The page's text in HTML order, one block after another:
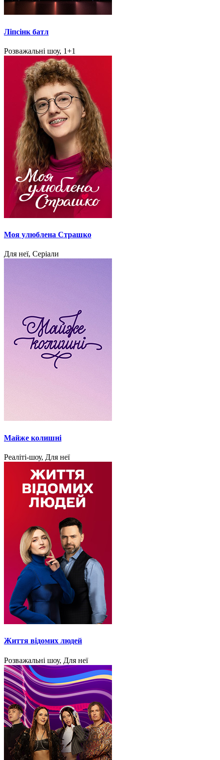
Ліпсінк батл
Розважальні шоу, 1+1
Моя улюблена Страшко
Для неї, Серіали
Майже колишні
Реаліті-шоу, Для неї
Життя відомих людей
Розважальні шоу, Для неї